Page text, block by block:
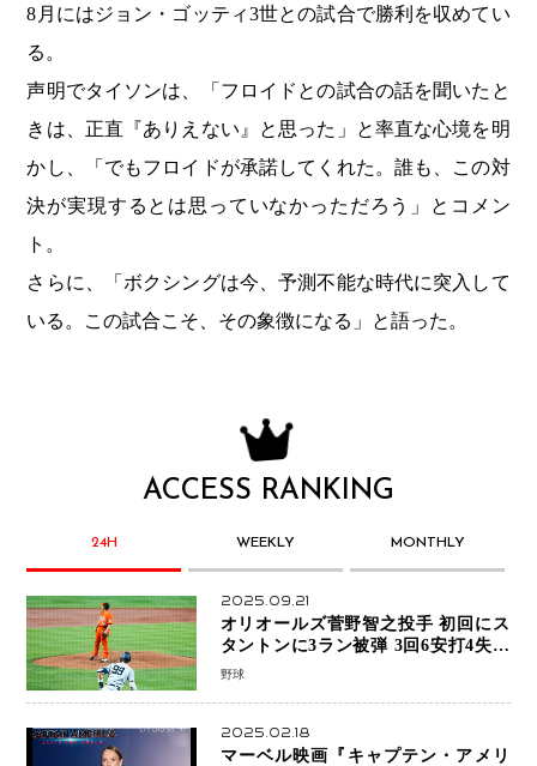
8月にはジョン・ゴッティ3世との試合で勝利を収めてい
る。
声明でタイソンは、「フロイドとの試合の話を聞いたと
きは、正直『ありえない』と思った」と率直な心境を明
かし、「でもフロイドが承諾してくれた。誰も、この対
決が実現するとは思っていなかっただろう」とコメン
ト。
さらに、「ボクシングは今、予測不能な時代に突入して
いる。この試合こそ、その象徴になる」と語った。
ACCESS RANKING
24H WEEKLY MONTHLY
2025.09.21
オリオールズ菅野智之投手 初回にス
タントンに3ラン被弾 3回6安打4失点
で降板
野球
2025.02.18
マーベル映画『キャプテン・アメリ